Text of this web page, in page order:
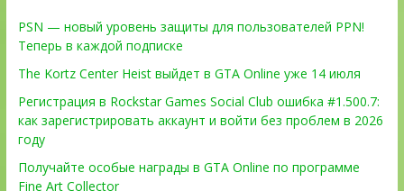
PSN — новый уровень защиты для пользователей PPN!
Теперь в каждой подписке
The Kortz Center Heist выйдет в GTA Online уже 14 июля
Регистрация в Rockstar Games Social Club ошибка #1.500.7:
как зарегистрировать аккаунт и войти без проблем в 2026
году
Получайте особые награды в GTA Online по программе
Fine Art Collector